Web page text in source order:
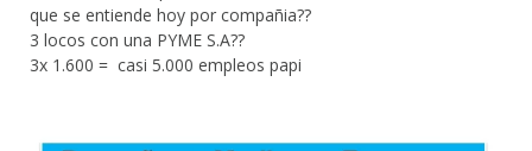
que se entiende hoy por compañia??
3 locos con una PYME S.A??
3x 1.600 = casi 5.000 empleos papi